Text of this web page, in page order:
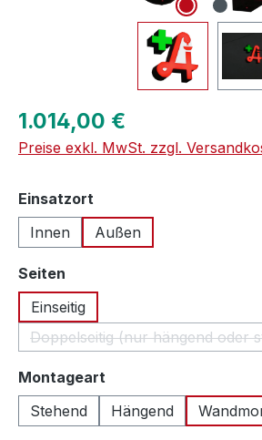
Regulärer Preis:
1.014,00 €
Preise exkl. MwSt. zzgl.
Einsatzort
Innen
Außen
Seiten
Einseitig
Doppelseitig (nur hängend oder
(Diese Option
Montageart
Stehend
Hängend